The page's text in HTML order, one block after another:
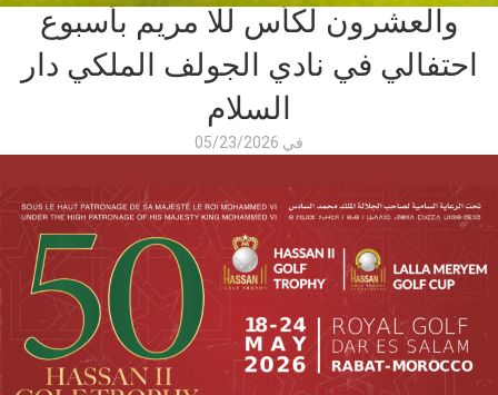
والعشرون لكأس للا مريم بأسبوع
احتفالي في نادي الجولف الملكي دار
السلام
في 05/23/2026